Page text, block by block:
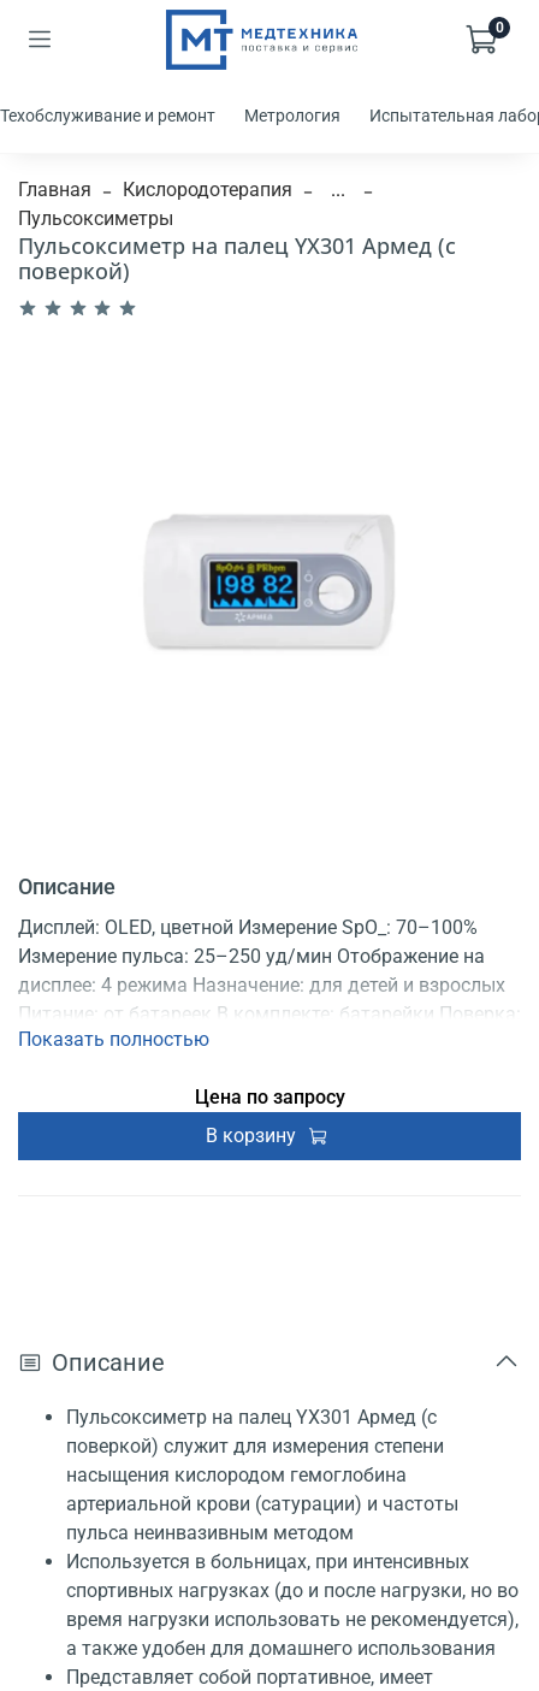
0
Техобслуживание и ремонт Метрология Испытательная
Главная Кислородотерапия
...
Пульсоксиметры
Пульсоксиметр на палец YX301 Армед (с
поверкой)
Описание
Дисплей: OLED, цветной Измерение SpO_: 70–100%
Измерение пульса: 25–250 уд/мин Отображение на
дисплее: 4 режима Назначение: для детей и взрослых
Питание: от батареек В комплекте: батарейки Поверка:
есть Регистрационное удостоверение
Показать полностью
Цена по запросу
В корзину
Описание
Пульсоксиметр на палец YX301 Армед (с
поверкой) служит для измерения степени
насыщения кислородом гемоглобина
артериальной крови (сатурации) и частоты
пульса неинвазивным методом
Используется в больницах, при интенсивных
спортивных нагрузках (до и после нагрузки, но во
время нагрузки использовать не рекомендуется),
а также удобен для домашнего использования
Представляет собой портативное, имеет